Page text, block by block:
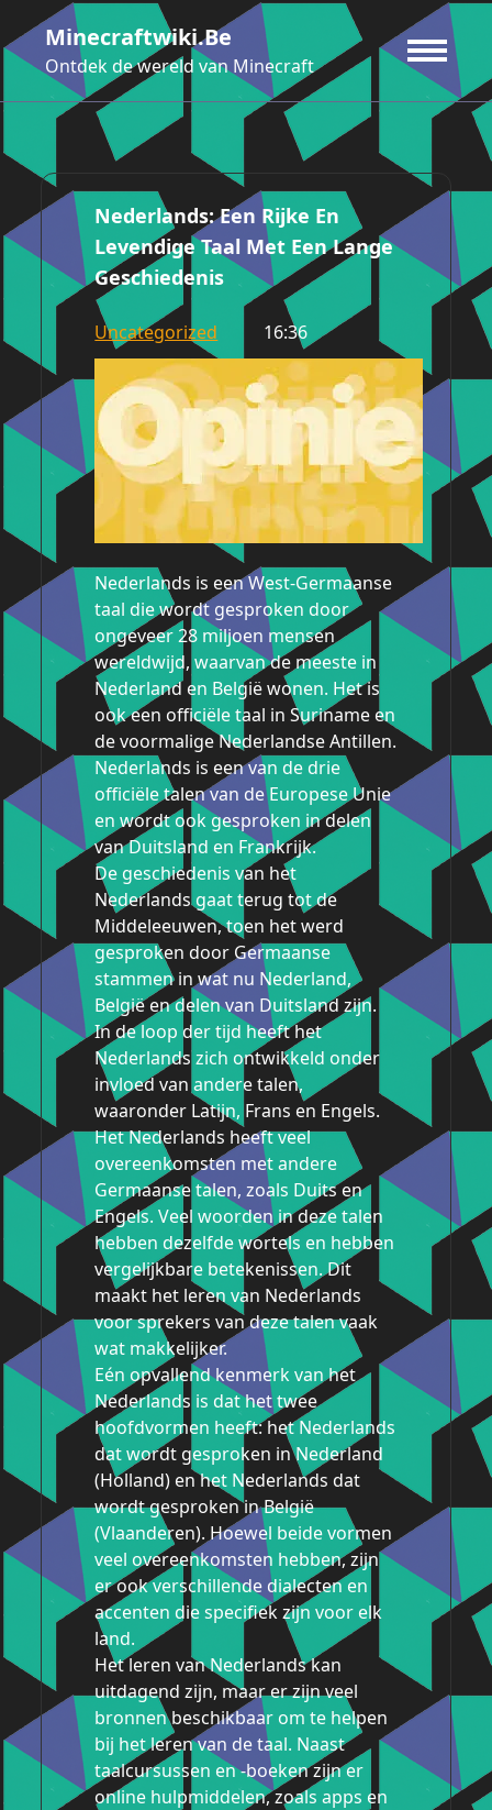
naar
de
inhoud
Minecraftwiki.be
Ontdek de wereld van Minecraft
Nederlands: Een Rijke En
Levendige Taal Met Een Lange
Geschiedenis
Uncategorized 16:36
Nederlands is een West-Germaanse
taal die wordt gesproken door
ongeveer 28 miljoen mensen
wereldwijd, waarvan de meeste in
Nederland en België wonen. Het is
ook een officiële taal in Suriname en
de voormalige Nederlandse Antillen.
Nederlands is een van de drie
officiële talen van de Europese Unie
en wordt ook gesproken in delen
van Duitsland en Frankrijk.
De geschiedenis van het
Nederlands gaat terug tot de
Middeleeuwen, toen het werd
gesproken door Germaanse
stammen in wat nu Nederland,
België en delen van Duitsland zijn.
In de loop der tijd heeft het
Nederlands zich ontwikkeld onder
invloed van andere talen,
waaronder Latijn, Frans en Engels.
Het Nederlands heeft veel
overeenkomsten met andere
Germaanse talen, zoals Duits en
Engels. Veel woorden in deze talen
hebben dezelfde wortels en hebben
vergelijkbare betekenissen. Dit
maakt het leren van Nederlands
voor sprekers van deze talen vaak
wat makkelijker.
Eén opvallend kenmerk van het
Nederlands is dat het twee
hoofdvormen heeft: het Nederlands
dat wordt gesproken in Nederland
(Holland) en het Nederlands dat
wordt gesproken in België
(Vlaanderen). Hoewel beide vormen
veel overeenkomsten hebben, zijn
er ook verschillende dialecten en
accenten die specifiek zijn voor elk
land.
Het leren van Nederlands kan
uitdagend zijn, maar er zijn veel
bronnen beschikbaar om te helpen
bij het leren van de taal. Naast
taalcursussen en -boeken zijn er
online hulpmiddelen, zoals apps en